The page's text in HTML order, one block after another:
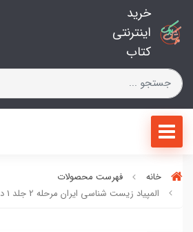
خرید
اینترنتی
کتاب
خانه
فهرست محصولات
المپیاد زیست شناسی ایران مرحله 2 جلد 1 دانش پژوهان جوان